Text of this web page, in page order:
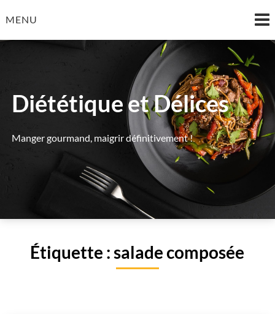
toMENU
Diététique et Délices
Manger gourmand, maigrir définitivement !
Étiquette :salade composée